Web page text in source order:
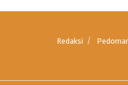
Redaksi